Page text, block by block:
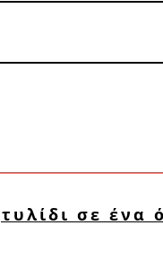
σε ένα